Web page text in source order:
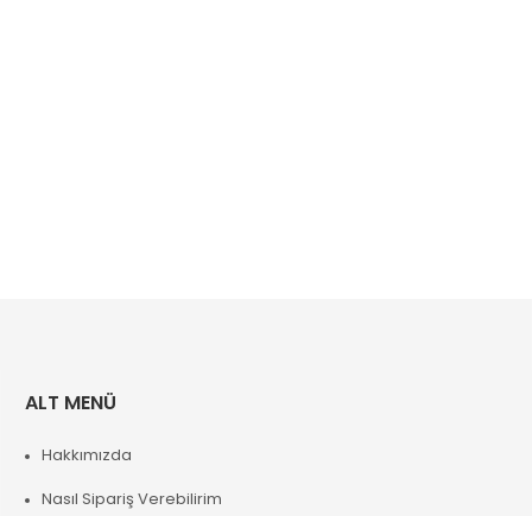
ALT MENÜ
Hakkımızda
Nasıl Sipariş Verebilirim